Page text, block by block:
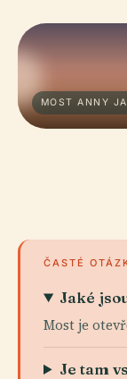
MOST ANNY
ČASTÉ
Jaké
Most je
Je tam